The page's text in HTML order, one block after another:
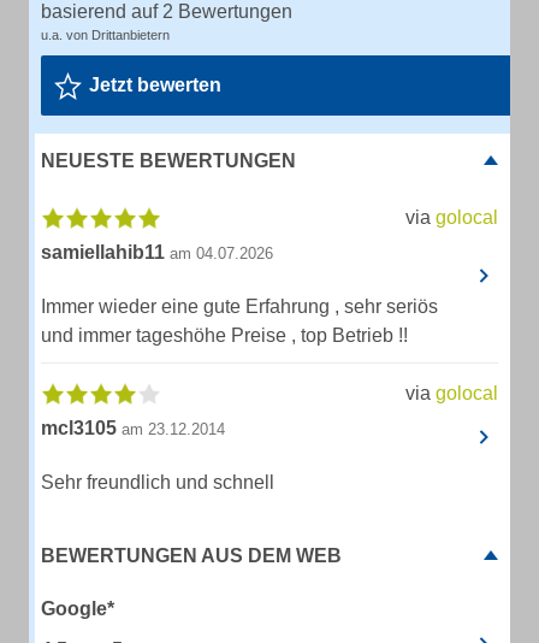
basierend auf 2 Bewertungen
u.a. von Drittanbietern
Jetzt bewerten
NEUESTE BEWERTUNGEN
via golocal
samiellahib11 am 04.07.2026
Immer wieder eine gute Erfahrung , sehr seriös
und immer tageshöhe Preise , top Betrieb !!
via golocal
mcl3105 am 23.12.2014
Sehr freundlich und schnell
BEWERTUNGEN AUS DEM WEB
Google*